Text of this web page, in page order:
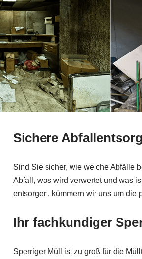
Sichere
Sind Sie sicher, wie welche Abfälle
Abfall, was wird verwertet und was
entsorgen, kümmern wir uns um die
Ihr fachkundiger
Sperriger Müll ist zu groß für die